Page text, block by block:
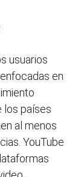
usuarios
en
los países
al menos
YouTube